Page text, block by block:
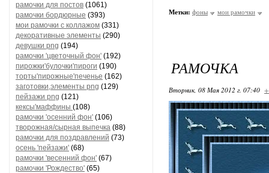
рамочки для постов (1061)
рамочки бордюрные (393)
мои рамочки с коллажом (331)
декоративные элементы (290)
девушки png (194)
рамочки 'цветочный фон' (192)
пирожки'булочки'пироги (190)
торты'пирожные'печенье (162)
заготовки,элементы png (129)
пейзажи png (121)
кексы'маффины (108)
рамочки 'осенний фон' (106)
творожная/сырная выпечка (88)
рамочки для поздравлений (73)
осень 'пейзажи' (68)
рамочки 'весенний фон' (67)
рамочки 'Рождество' (65)
Метки: фоны мои рамочки
РАМОЧКА
Вторник, 08 Мая 2012 г. 07:40